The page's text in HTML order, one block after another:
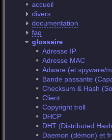
accueil
divers
documentation
faq
glossaire
Adresse IP
Adresse MAC
Adware (et spyware/
Bande passante
Checksum & Hash
Client
Copyright troll
DHCP
DHT (Distributed
Daemon (démon) et